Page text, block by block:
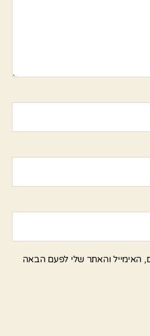
האימייל והאתר שלי לפעם הבאה